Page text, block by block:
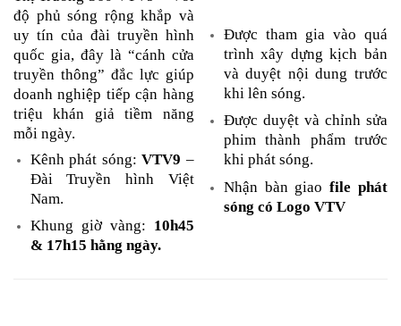
độ phủ sóng rộng khắp và
uy tín của đài truyền hình
quốc gia, đây là “cánh cửa
truyền thông” đắc lực giúp
doanh nghiệp tiếp cận hàng
triệu khán giả tiềm năng
mỗi ngày.
Kênh phát sóng:VTV9 –
Đài Truyền hình Việt
Nam.
Khung giờ vàng: 10h45
& 17h15 hằng ngày.
Được tham gia vào quá
trình xây dựng kịch bản
và duyệt nội dung trước
khi lên sóng.
Được duyệt và chỉnh sửa
phim thành phẩm trước
khi phát sóng.
Nhận bàn giaofile phát
sóng có Logo VTV